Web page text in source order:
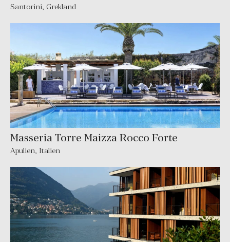
Santorini, Grekland
Masseria Torre Maizza Rocco Forte
Apulien, Italien